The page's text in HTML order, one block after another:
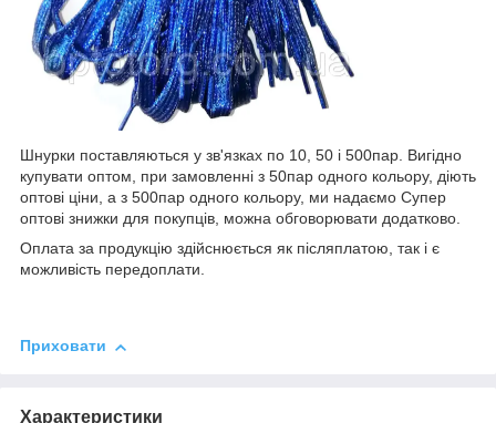
Шнурки поставляються у зв'язках по 10, 50 і 500пар. Вигідно
купувати оптом, при замовленні з 50пар одного кольору, діють
оптові ціни, а з 500пар одного кольору, ми надаємо Супер
оптові знижки для покупців, можна обговорювати додатково.
Оплата за продукцію здійснюється як післяплатою, так і є
можливість передоплати.
Приховати
Характеристики